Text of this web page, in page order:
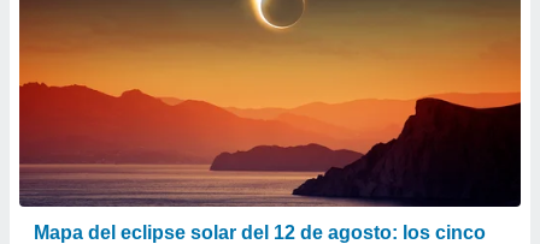
de
Mapa del eclipse solar del 12 de agosto: los cinco